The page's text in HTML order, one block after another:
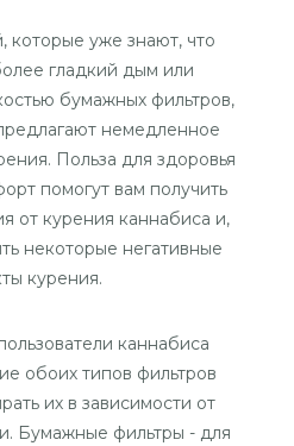
которые уже знают, что
гладкий дым или
бумажных фильтров,
немедленное
Польза для здоровья
помогут вам получить
от курения каннабиса и,
некоторые негативные
курения.
каннабиса
обоих типов фильтров
их в зависимости от
Бумажные фильтры - для